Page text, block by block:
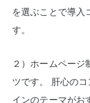
を選ぶことで導入
す。
２）ホームペー
ツです。
肝心の
インのテーマがお